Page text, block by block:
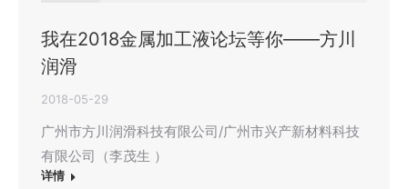
我在2018金属加工液论坛等你——方川
润滑
2018-05-29
广州市方川润滑科技有限公司/广州市兴产新材料科技
有限公司（李茂生 ）
详情